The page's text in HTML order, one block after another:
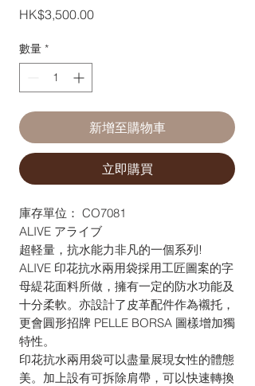
HK$3,500.00價
數量 *
新增至購物車
立即購買
庫存單位： CO7081
ALIVE アライブ
超軽量，抗水能力非凡的一個系列!
ALIVE 印花抗水兩用袋採用工匠圖案的字
母緹花面料所做，擁有一定的防水功能及
十分柔軟。亦設計了皮革配件作為襯托，
更會圓形招牌 PELLE BORSA 圖樣增加獨
特性。
印花抗水兩用袋可以盡量展現女性的體態
美。加上設有可拆除肩帶，可以快速轉換